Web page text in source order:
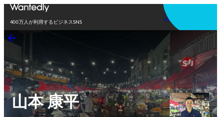
400万人が利用するビジネスSNS
アプリを使う
山本 康平